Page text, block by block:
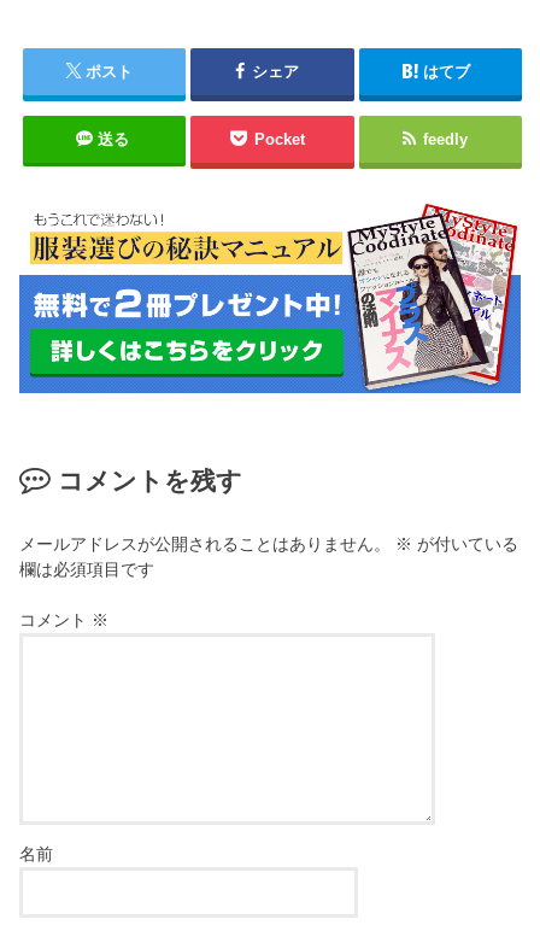
ポスト シェア はてブ
送る Pocket feedly
コメントを残す
メールアドレスが公開されることはありません。 ※ が付いている
欄は必須項目です
コメント ※
名前